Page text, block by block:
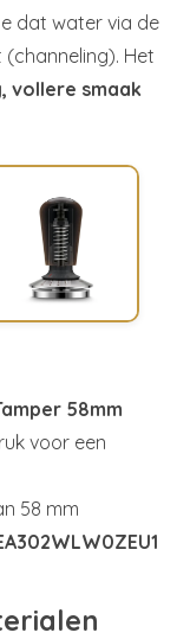
dat water via de
Het
vollere smaak
58mm
voor een
58 mm